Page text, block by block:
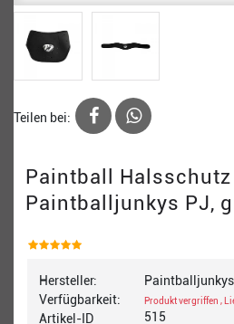
Teilen bei:
Paintball Halsschutz
Paintballjunkys PJ,
Hersteller:
Verfügbarkeit:
Artikel-ID
Paintballjunkys
Produkt vergriffen ,
515